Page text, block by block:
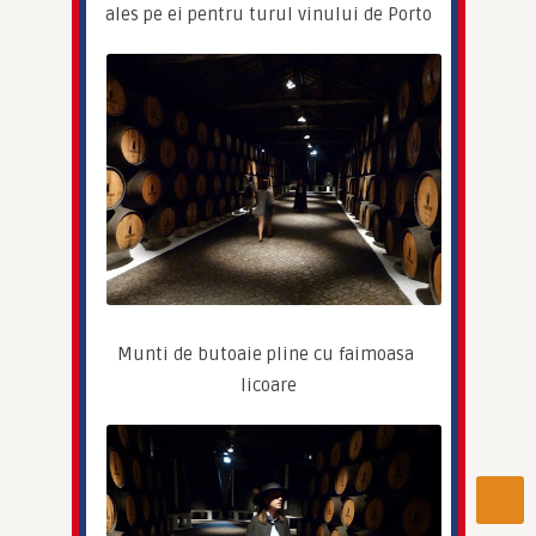
ales pe ei pentru turul vinului de Porto
Munti de butoaie pline cu faimoasa
licoare